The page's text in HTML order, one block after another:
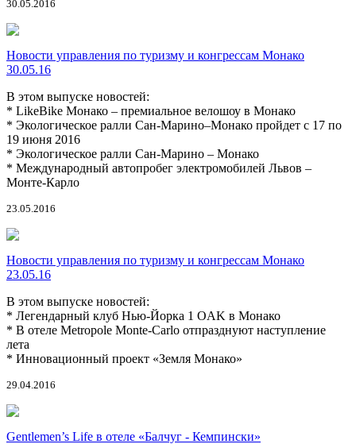
30.05.2016
Новости управления по туризму и конгрессам Монако
30.05.16
В этом выпуске новостей:
* LikeBike Монако – премиальное велошоу в Монако
* Экологическое ралли Сан-Марино–Монако пройдет с 17 по
19 июня 2016
* Экологическое ралли Сан-Марино – Монако
* Международный автопробег электромобилей Львов –
Монте-Карло
23.05.2016
Новости управления по туризму и конгрессам Монако
23.05.16
В этом выпуске новостей:
* Легендарный клуб Нью-Йорка 1 OAK в Монако
* В отеле Metropole Monte-Carlo отпразднуют наступление
лета
* Инновационный проект «Земля Монако»
29.04.2016
Gentlemen’s Life в отеле «Балчуг - Кемпински»